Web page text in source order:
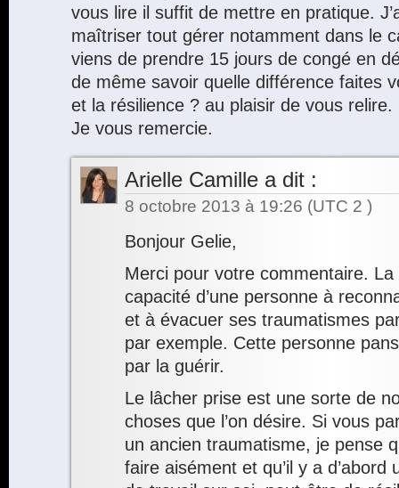
vous lire il suffit de mettre en pratique.
maîtriser tout gérer notamment dans le
viens de prendre 15 jours de congé en
de même savoir quelle différence faites
et la résilience ? au plaisir de vous relire.
Je vous remercie.
Arielle Camille a dit :
8 octobre 2013 à 19:26 (UTC 2 )
Bonjour Gelie,
Merci pour votre commentaire.
capacité d’une personne à
et à évacuer ses traumatismes
par exemple. Cette personne
par la guérir.
Le lâcher prise est une sorte de
choses que l’on désire. Si vous
un ancien traumatisme, je pense
faire aisément et qu’il y a